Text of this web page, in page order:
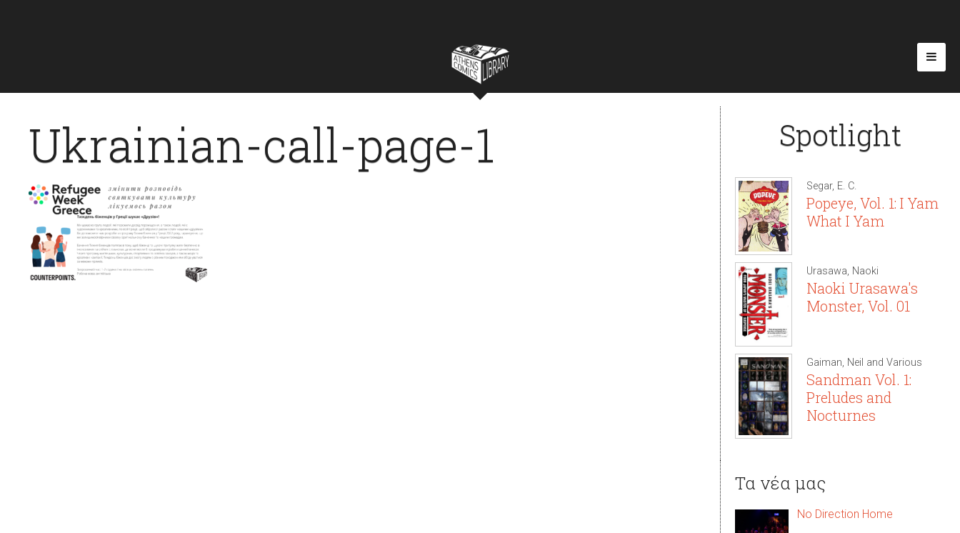
Ukrainian-call-page-1 Spotlight
Segar, E. C.
Popeye, Vol. 1: I Yam
What I Yam
Urasawa, Naoki
Naoki Urasawa's
Monster, Vol. 01
Gaiman, Neil and Various
Sandman Vol. 1:
Preludes and
Nocturnes
Τα νέα μας
No Direction Home